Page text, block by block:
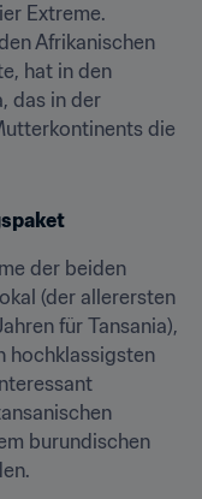
Extreme.
Afrikanischen
hat in den
das in der
die
der beiden
(der allerersten
für Tansania),
hochklassigsten
burundischen